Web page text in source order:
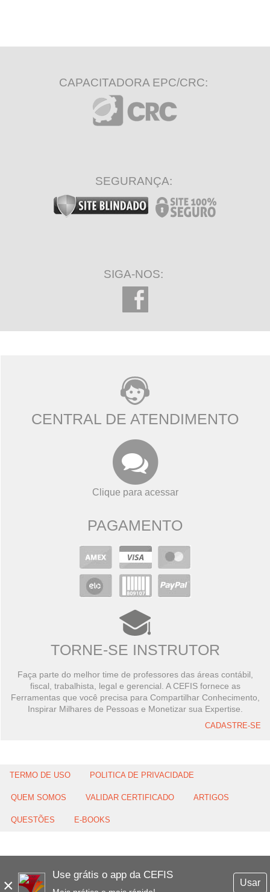
×
Use grátis o app da CEFIS
Usar
CAPACITADORA EPC/CRC:
SEGURANÇA:
SIGA-NOS:
CENTRAL DE ATENDIMENTO
Clique para acessar
PAGAMENTO
TORNE-SE INSTRUTOR
Faça parte do melhor time de professores das áreas contábil,
fiscal, trabalhista, legal e gerencial. A CEFIS fornece as
Ferramentas que você precisa para Compartilhar Conhecimento,
Inspirar Milhares de Pessoas e Monetizar sua Expertise.
CADASTRE-SE
TERMO DE USO POLITICA DE PRIVACIDADE
QUEM SOMOS VALIDAR CERTIFICADO ARTIGOS
QUESTÕES E-BOOKS